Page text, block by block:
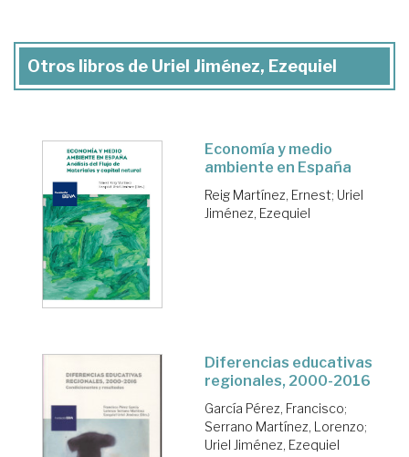
Otros libros de Uriel Jiménez, Ezequiel
Economía y medio
ambiente en España
Reig Martínez, Ernest; Uriel
Jiménez, Ezequiel
Diferencias educativas
regionales, 2000-2016
García Pérez, Francisco;
Serrano Martínez, Lorenzo;
Uriel Jiménez, Ezequiel